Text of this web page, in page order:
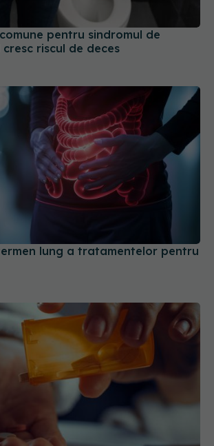
pentru sindromul de
riscul de deces
lung a tratamentelor pentru
are cel mai mare risc de